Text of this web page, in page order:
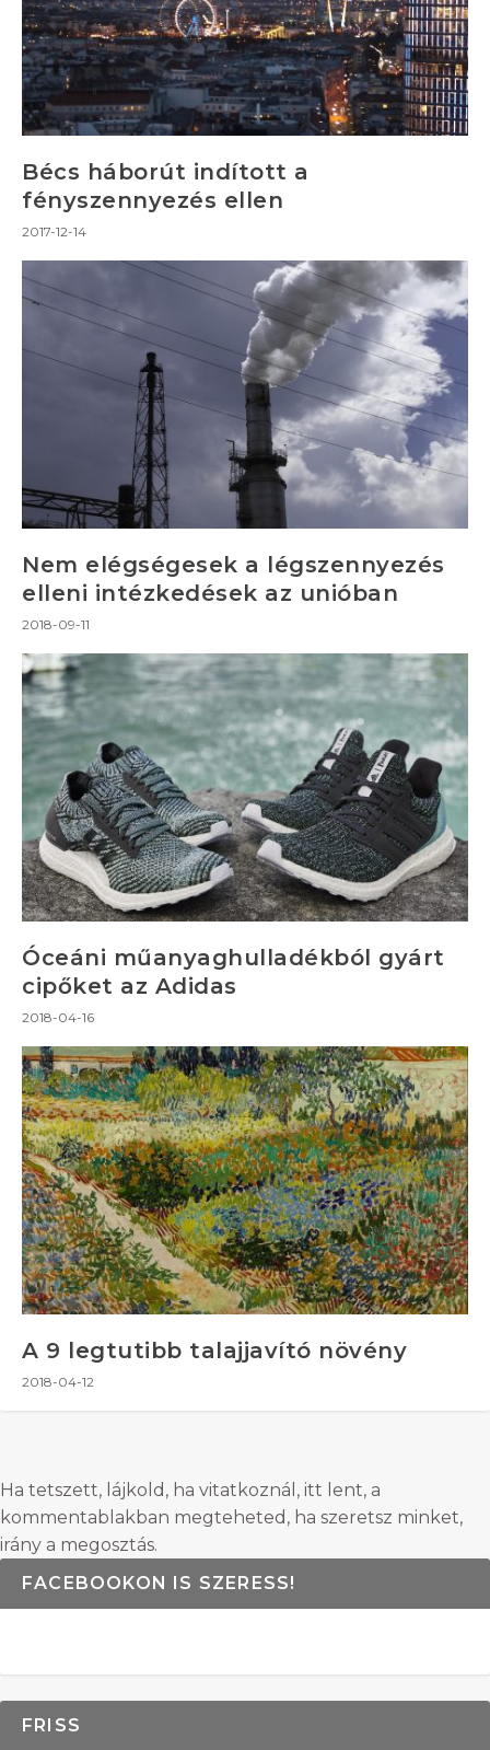
Bécs háborút indított a
fényszennyezés ellen
2017-12-14
Nem elégségesek a légszennyezés
elleni intézkedések az unióban
2018-09-11
Óceáni műanyaghulladékból gyárt
cipőket az Adidas
2018-04-16
A 9 legtutibb talajjavító növény
2018-04-12
Ha tetszett, lájkold, ha vitatkoznál, itt lent, a
kommentablakban megteheted, ha szeretsz minket,
irány a megosztás.
FACEBOOKON IS SZERESS!
FRISS